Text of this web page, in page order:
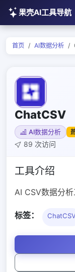
果壳AI工具导航
首页 AI数据分析
ChatCSV
AI数据分析
89 次访问
工具介绍
AI CSV数据分析
标签：